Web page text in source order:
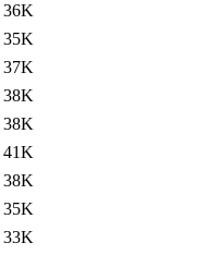
36K
35K
37K
38K
38K
41K
38K
35K
33K